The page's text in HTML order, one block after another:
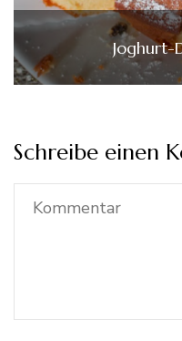
Joghurt-
Schreibe einen